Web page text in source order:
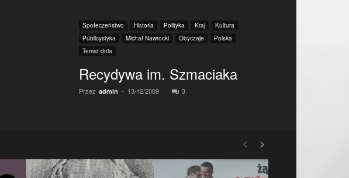
Społeczeństwo Historia Polityka Kraj
Kultura
Publicystyka
Michał Nawrocki Obyczaje
Polska
Temat dnia
Recydywa im. Szmaciaka
Przez admin - 13/12/2009 3